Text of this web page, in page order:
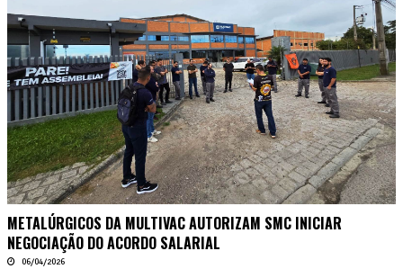
METALÚRGICOS DA MULTIVAC AUTORIZAM SMC INICIAR
NEGOCIAÇÃO DO ACORDO SALARIAL
06/04/2026